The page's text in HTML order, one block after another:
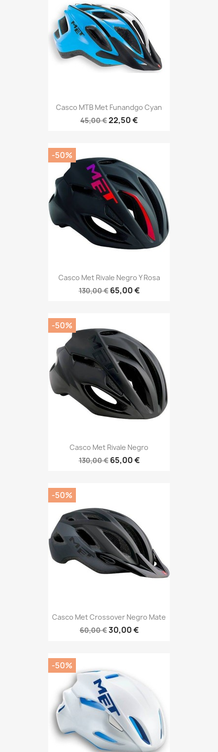
Casco MTB Met Funandgo Cyan
45,00 €22,50 €
Casco Met Rivale Negro Y Rosa
130,00 € 65,00 €
-50%
Casco Met Rivale Negro
130,00 € 65,00 €
-50%
Casco Met Crossover Negro Mate
60,00 €30,00 €
-50%
-50%